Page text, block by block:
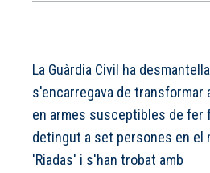
La Guàrdia Civil ha
s'encarregava de transformar
en armes susceptibles de fer
detingut a set persones en el
'Riadas' i s'han trobat amb